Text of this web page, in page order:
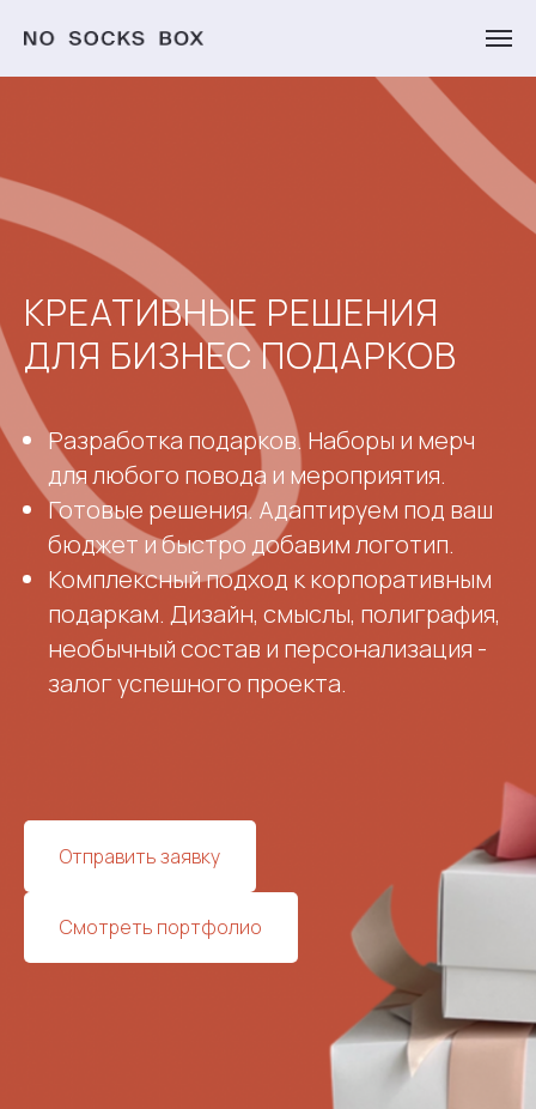
КРЕАТИВНЫЕ РЕШЕНИЯ
ДЛЯ БИЗНЕС ПОДАРКОВ
Разработка подарков. Наборы и мерч
для любого повода и мероприятия.
Готовые решения. Адаптируем под ваш
бюджет и быстро добавим логотип.
Комплексный подход к корпоративным
подаркам. Дизайн, смыслы, полиграфия,
необычный состав и персонализация -
залог успешного проекта.
Отправить заявку
Смотреть портфолио